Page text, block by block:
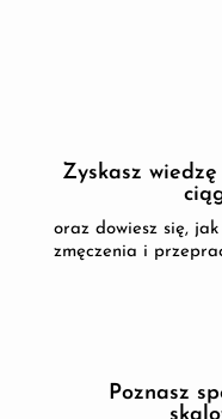
Zyskasz
oraz dowiesz się,
zmęczenia i
Poznasz